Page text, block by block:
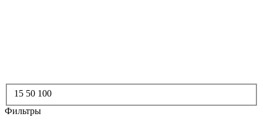
15 50 100
Фильтры